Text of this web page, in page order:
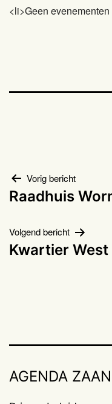
<li>Geen
Bericht
Vorig bericht
Raadhuis
Volgend bericht
Kwartier West
AGENDA